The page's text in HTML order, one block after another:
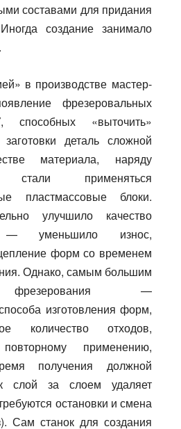
составами для придания
создание занимало
в производстве мастер-
фрезеровальных
«выточить»
деталь сложной
материала, наряду
применяться
пластмассовые блоки.
улучшило качество
— уменьшило износ,
форм со временем
Однако, самым большим
фрезерования —
изготовления форм,
количество отходов,
применению,
получения должной
слой за слоем удаляет
остановки и смена
Сам станок для создания